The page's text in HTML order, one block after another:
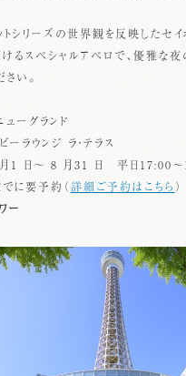
トシリーズの世界観を反映したセイ
るスペシャルアペロで、優雅な夜
さい。
ューグランド
ラウンジ ラ・テラス
月1 日～ 8 月31 日 平日17:00
に要予約（ 詳細ご予約はこちら ）
ー